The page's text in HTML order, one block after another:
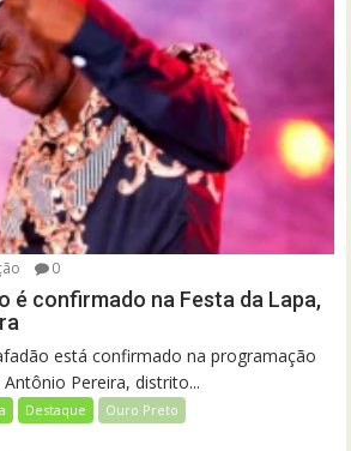
0
é confirmado na Festa da Lapa,
está confirmado na programação
Pereira, distrito...
Destaque Ouro Preto